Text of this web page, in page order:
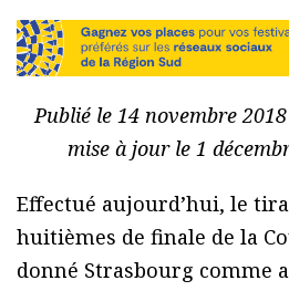
Publié le 14 novembre
mise à jour le 1
Effectué aujourd’hui, le
huitièmes de finale de la
donné Strasbourg comme